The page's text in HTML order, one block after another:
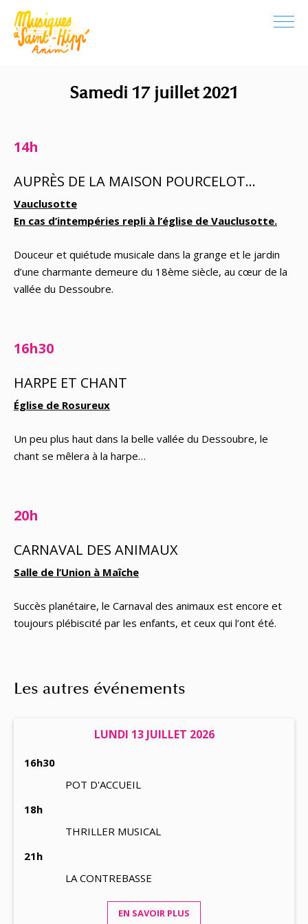
Samedi 17 juillet 2021
14h
AUPRÈS DE LA MAISON POURCELOT...
Vauclusotte
En cas d’intempéries repli à l’église de Vauclusotte.
Douceur et quiétude musicale dans la grange et le jardin
d’une charmante demeure du 18ème siècle, au cœur de la
vallée du Dessoubre.
16h30
HARPE ET CHANT
Église de Rosureux
Un peu plus haut dans la belle vallée du Dessoubre, le
chant se mêlera à la harpe…
20h
CARNAVAL DES ANIMAUX
Salle de l’Union à Maîche
Succès planétaire, le Carnaval des animaux est encore et
toujours plébiscité par les enfants, et ceux qui l’ont été.
Les autres événements
LUNDI 13 JUILLET 2026
16h30
POT D'ACCUEIL
18h
THRILLER MUSICAL
21h
LA CONTREBASSE
EN SAVOIR PLUS